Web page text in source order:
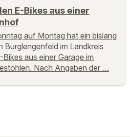
E-Bikes aus einer
auf Montag hat ein bislang
Burglengenfeld im Landkreis
aus einer Garage im
Nach Angaben der …